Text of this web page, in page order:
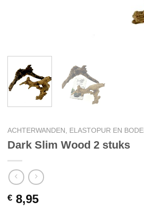
ACHTERWANDEN, ELASTOPUR EN
Dark Slim Wood 2 stuks
€ 8,95